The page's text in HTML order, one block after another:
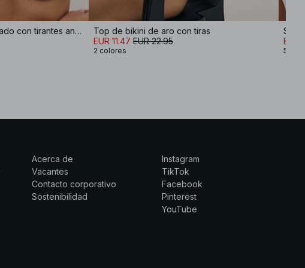
Sujetaor de bikini drapeado con tirantes anchos
Top de bikini de aro con tiras
EUR 11.47 EUR 22.95
2 colores
EUR
5
Acerca de
Vacantes
Contacto corporativo
Sostenibilidad
Instagram
TikTok
Facebook
Pinterest
YouTube